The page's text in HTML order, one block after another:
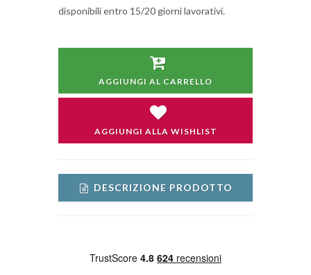
disponibili entro 15/20 giorni lavorativi.
AGGIUNGI AL CARRELLO
AGGIUNGI ALLA WISHLIST
DESCRIZIONE PRODOTTO